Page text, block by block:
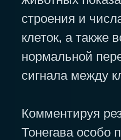
строения и
клеток, а также
нормальной
сигнала между
Комментируя
Тонегава особо